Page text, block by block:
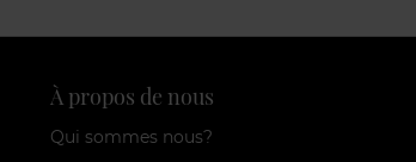
À propos de nous
Qui sommes nous?